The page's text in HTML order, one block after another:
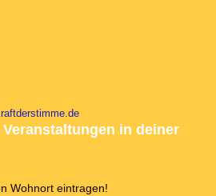
in deiner
Wohnort eintragen!